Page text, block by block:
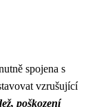
spojena s
vzrušující
poškození